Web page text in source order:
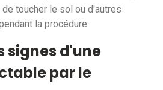
toucher le sol ou d'autres
la procédure.
signes d'une
par le